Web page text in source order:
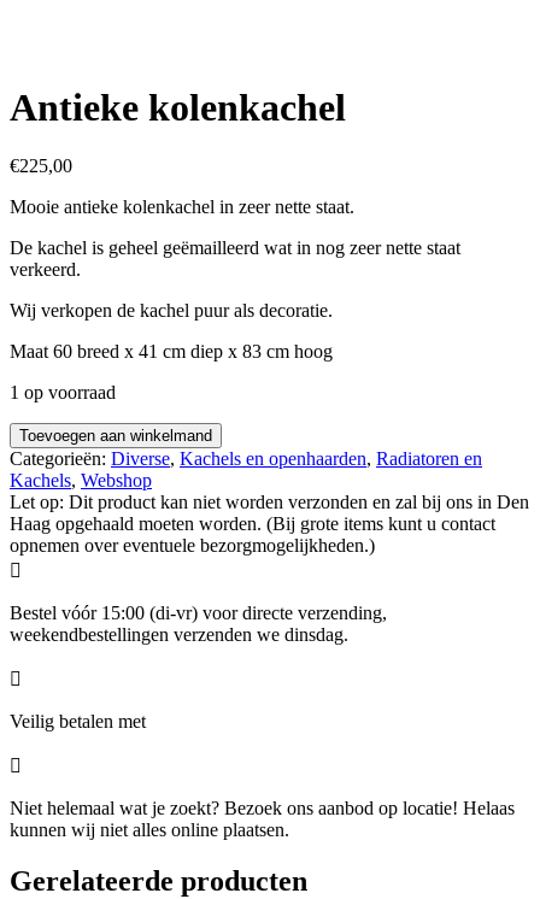
Antieke kolenkachel
€225,00
Mooie antieke kolenkachel in zeer nette staat.
De kachel is geheel geëmailleerd wat in nog zeer nette staat
verkeerd.
Wij verkopen de kachel puur als decoratie.
Maat 60 breed x 41 cm diep x 83 cm hoog
1 op voorraad
Toevoegen aan winkelmand
Categorieën: Diverse, Kachels en openhaarden, Radiatoren en
Kachels, Webshop
Let op: Dit product kan niet worden verzonden en zal bij ons in Den
Haag opgehaald moeten worden. (Bij grote items kunt u contact
opnemen over eventuele bezorgmogelijkheden.)

Bestel vóór 15:00 (di-vr) voor directe verzending,
weekendbestellingen verzenden we dinsdag.

Veilig betalen met

Niet helemaal wat je zoekt? Bezoek ons aanbod op locatie! Helaas
kunnen wij niet alles online plaatsen.
Gerelateerde producten